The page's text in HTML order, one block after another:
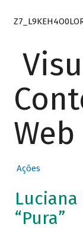
Web
Ações
“Pura”